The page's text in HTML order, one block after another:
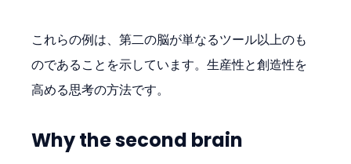
これらの例は、第二の脳が単なるツール以上のも
のであることを示しています。生産性と創造性を
高める思考の方法です。
Why the second brain